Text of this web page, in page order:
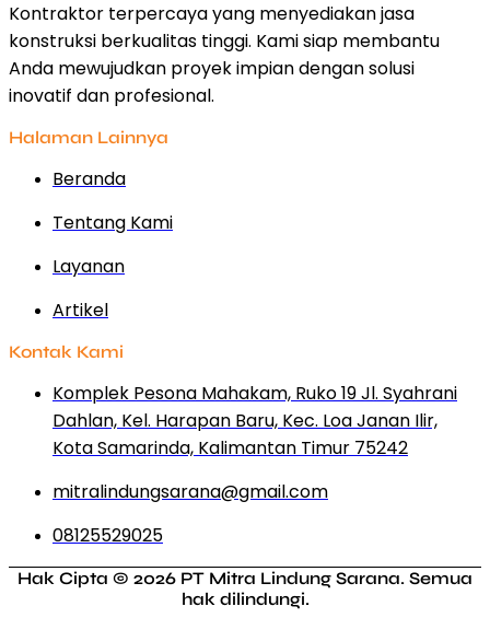
Kontraktor terpercaya yang menyediakan jasa
konstruksi berkualitas tinggi. Kami siap membantu
Anda mewujudkan proyek impian dengan solusi
inovatif dan profesional.
Halaman Lainnya
Beranda
Tentang Kami
Layanan
Artikel
Kontak Kami
Komplek Pesona Mahakam, Ruko 19 Jl. Syahrani
Dahlan, Kel. Harapan Baru, Kec. Loa Janan Ilir,
Kota Samarinda, Kalimantan Timur 75242
mitralindungsarana@gmail.com
08125529025
Hak Cipta © 2026 PT Mitra Lindung Sarana. Semua
hak dilindungi.